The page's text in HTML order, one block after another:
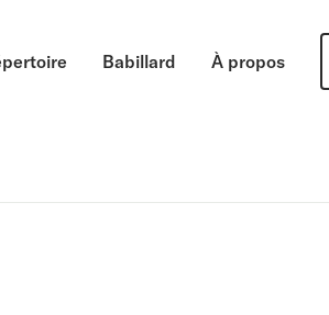
Babillard À propos